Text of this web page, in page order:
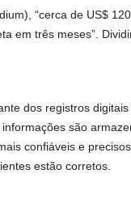
“cerca de US$
em três meses”.
dos registros
são
confiáveis ​​e
estão corretos.